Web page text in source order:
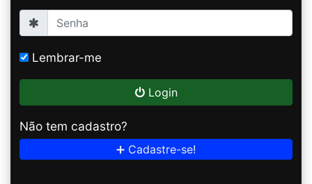
Lembrar-me
Login
Não tem cadastro?
➕ Cadastre-se!